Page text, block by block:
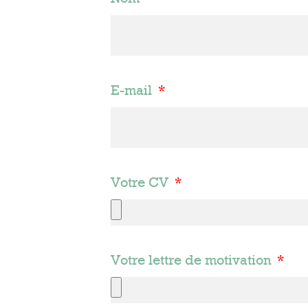
E-mail
Votre CV
Votre lettre de motivation